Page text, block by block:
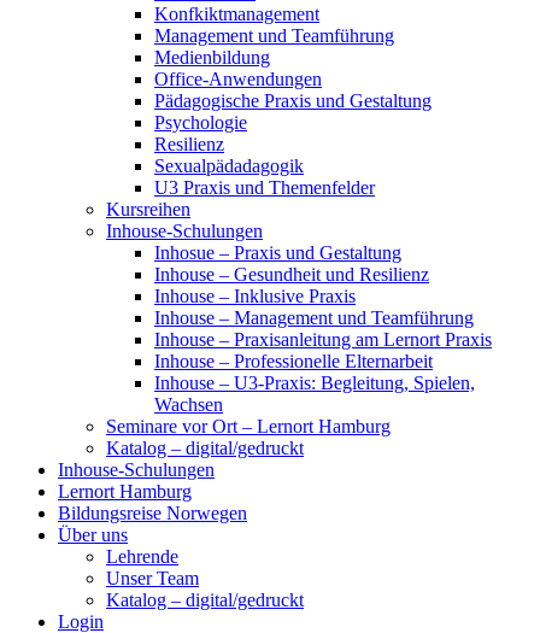
Konfkiktmanagement
Management und Teamführung
Medienbildung
Office-Anwendungen
Pädagogische Praxis und Gestaltung
Psychologie
Resilienz
Sexualpädadagogik
U3 Praxis und Themenfelder
Kursreihen
Inhouse-Schulungen
Inhosue – Praxis und Gestaltung
Inhouse – Gesundheit und Resilienz
Inhouse – Inklusive Praxis
Inhouse – Management und Teamführung
Inhouse – Praxisanleitung am Lernort Praxis
Inhouse – Professionelle Elternarbeit
Inhouse – U3-Praxis: Begleitung, Spielen,
Wachsen
Seminare vor Ort – Lernort Hamburg
Katalog – digital/gedruckt
Inhouse-Schulungen
Lernort Hamburg
Bildungsreise Norwegen
Über uns
Lehrende
Unser Team
Katalog – digital/gedruckt
Login